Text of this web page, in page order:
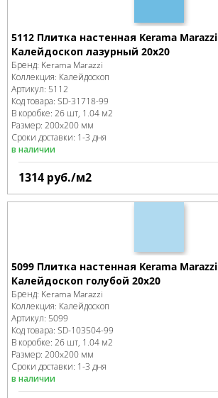
5112 Плитка настенная Kerama Marazzi
Калейдоскоп лазурный 20x20
Бренд: Kerama Marazzi
Коллекция: Калейдоскоп
Артикул: 5112
Код товара: SD-31718-99
В коробке: 26 шт, 1.04 м2
Размер: 200x200 мм
Сроки доставки: 1-3 дня
в наличии
1314 руб./м2
5099 Плитка настенная Kerama Marazzi
Калейдоскоп голубой 20x20
Бренд: Kerama Marazzi
Коллекция: Калейдоскоп
Артикул: 5099
Код товара: SD-103504-99
В коробке: 26 шт, 1.04 м2
Размер: 200x200 мм
Сроки доставки: 1-3 дня
в наличии